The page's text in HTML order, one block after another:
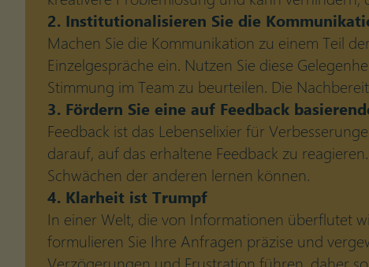
2. Institutionalisieren Sie die
Machen Sie die Kommunikation zu einem Teil
Einzelgespräche ein. Nutzen Sie diese
Stimmung im Team zu beurteilen. Die
3. Fördern Sie eine auf Feedback
Feedback ist das Lebenselixier für
darauf, auf das erhaltene Feedback zu
Schwächen der anderen lernen können.
4. Klarheit ist Trumpf
In einer Welt, die von Informationen überflutet
formulieren Sie Ihre Anfragen präzise und
Verzögerungen und Frustration führen, daher